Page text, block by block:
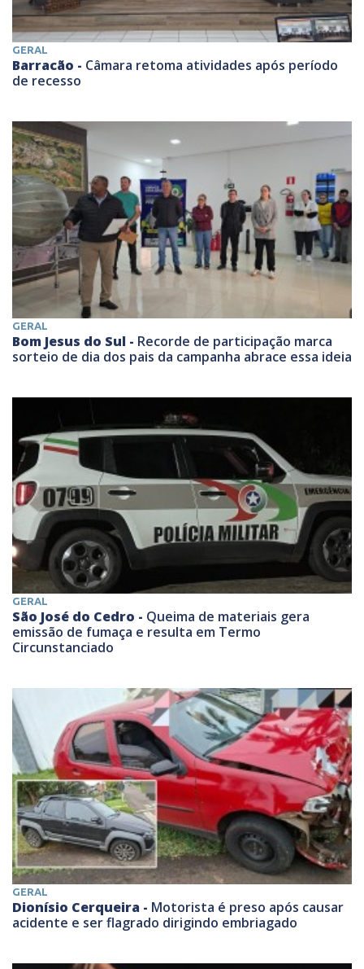
GERAL
Barracão - Câmara retoma atividades após período
de recesso
GERAL
Bom Jesus do Sul - Recorde de participação marca
sorteio de dia dos pais da campanha abrace essa ideia
GERAL
São José do Cedro - Queima de materiais gera
emissão de fumaça e resulta em Termo
Circunstanciado
GERAL
Dionísio Cerqueira - Motorista é preso após causar
acidente e ser flagrado dirigindo embriagado